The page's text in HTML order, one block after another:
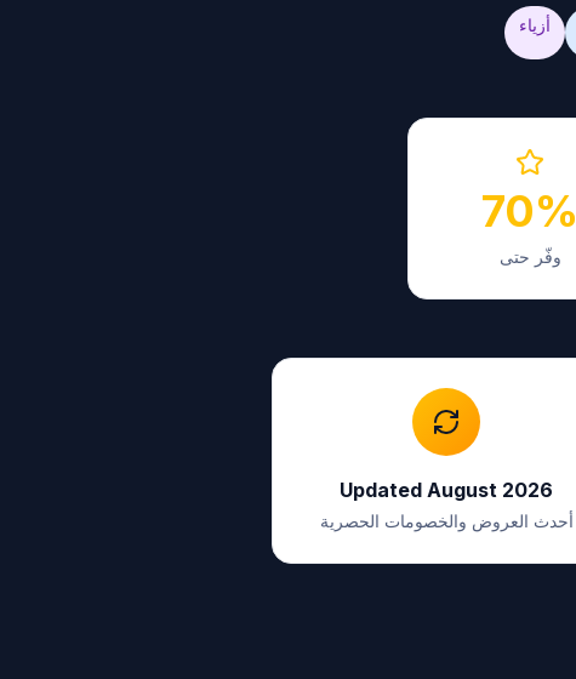
أزياء
70%
وفّر حتى
Updated August 2026
أحدث العروض والخصومات الحصرية